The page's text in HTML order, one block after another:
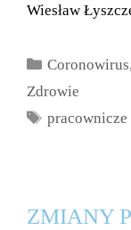
Wiesław
Kategorie
Coronowirus
Zdrowie
Tagi
ZMIANY